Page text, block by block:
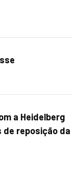
a Heidelberg
de reposição da